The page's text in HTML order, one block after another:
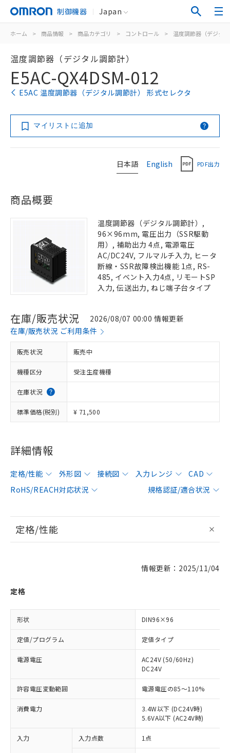
制御機器 Japan
ホーム > 商品情報 > 商品カテゴリ > コントロール > 温度調節器（デジタ
温度調節器（デジタル調節計）
E5AC-QX4DSM-012
E5AC 温度調節器（デジタル調節計） 形式セレクタ
マイリストに追加
日本語 English PDF出力
商品概要
温度調節器（デジタル調節計）,
96×96mm, 電圧出力（SSR駆動
用）, 補助出力 4点, 電源電圧
AC/DC24V, フルマルチ入力, ヒータ
断線・SSR故障検出機能 1点, RS-
485, イベント入力4点, リモートSP
入力, 伝送出力, ねじ端子台タイプ
在庫/販売状況
2026/08/07 00:00 情報更新
在庫/販売状況 ご利用条件
販売状況 販売中
機種区分 受注生産機種
在庫状況
標準価格(税別) ¥ 71,500
詳細情報
定格/性能 外形図 接続図 入力レンジ
CAD
RoHS/REACH対応状況
規格認証/適合状況
定格/性能
情報更新：2025/11/04
定格
形状 DIN96×96
定値/プログラム 定値タイプ
電源電圧
AC24V (50/60Hz)
DC24V
許容電圧変動範囲 電源電圧の85～110%
消費電力
3.4W以下 (DC24V時)
5.6VA以下 (AC24V時)
入力 入力点数 1点